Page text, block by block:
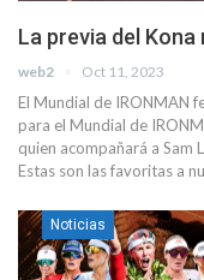
La previa del
web2 Oct 11, 2023
El Mundial de IRONMAN
para el Mundial de
quien acompañará a Sam
Estas son las favoritas a
Noticias